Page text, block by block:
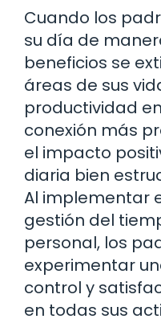
Cuando los
su día de
beneficios se
áreas de sus
productividad
conexión más
el impacto
diaria bien
Al implementar
gestión del
personal, los
experimentar
control y
en todas sus